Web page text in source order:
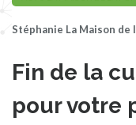
Stéphanie La Maison de
Fin de la
pour votre